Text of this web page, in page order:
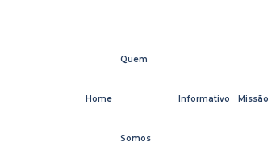
Home
Quem
Somos
Informativo Missão